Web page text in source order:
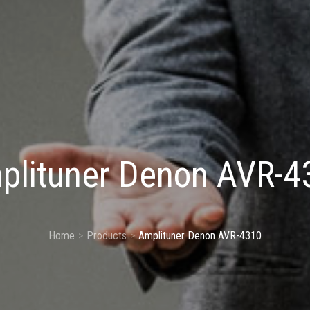
Denon AVR-
Home Products Amplituner Denon AVR-4310